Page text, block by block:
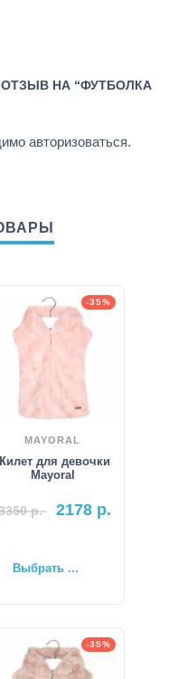
НА “ФУТБОЛКА
авторизоваться.
-35%
MAYORAL
для девочки
Mayoral
р. 2178 р.
Выбрать ...
-35%